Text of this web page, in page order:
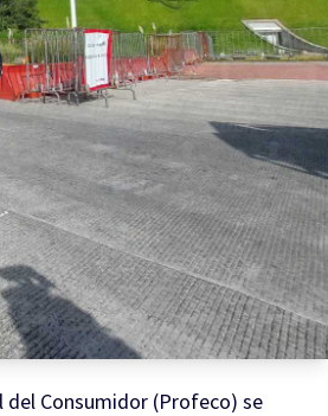
Consumidor (Profeco) se